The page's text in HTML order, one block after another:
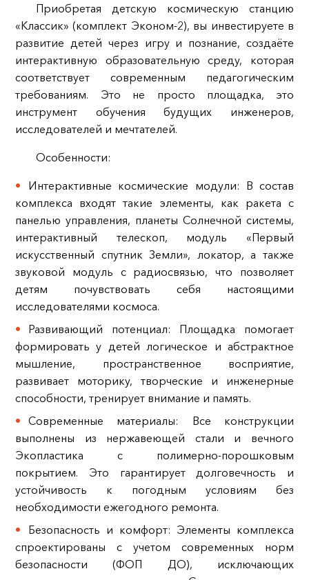
Приобретая детскую космическую станцию
«Классик» (комплект Эконом-2), вы инвестируете в
развитие детей через игру и познание, создаёте
интерактивную образовательную среду, которая
соответствует современным педагогическим
требованиям. Это не просто площадка, это
инструмент обучения будущих инженеров,
исследователей и мечтателей.
Особенности:
Интерактивные космические модули: В состав
комплекса входят такие элементы, как ракета с
панелью управления, планеты Солнечной системы,
интерактивный телескоп, модуль «Первый
искусственный спутник Земли», локатор, а также
звуковой модуль с радиосвязью, что позволяет
детям почувствовать себя настоящими
исследователями космоса.
Развивающий потенциал: Площадка помогает
формировать у детей логическое и абстрактное
мышление, пространственное восприятие,
развивает моторику, творческие и инженерные
способности, тренирует внимание и память.
Современные материалы: Все конструкции
выполнены из нержавеющей стали и вечного
Экопластика с полимерно-порошковым
покрытием. Это гарантирует долговечность и
устойчивость к погодным условиям без
необходимости ежегодного ремонта.
Безопасность и комфорт: Элементы комплекса
спроектированы с учетом современных норм
безопасности (ФОП ДО), исключающих